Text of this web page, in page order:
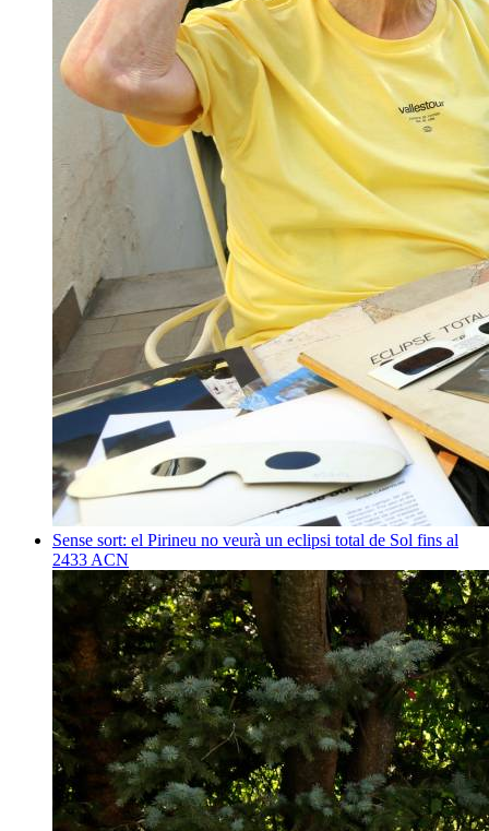
Sense sort: el Pirineu no veurà un eclipsi total de Sol fins al
2433 ACN